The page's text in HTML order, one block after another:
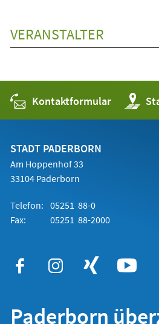
VERANSTALTER
Kontaktformular (Öffnet
in
einem
STADT PADERBORN
Am Hoppenhof 33
33104 Paderborn
Telefon: 05251 88-0
Fax:
05251 88-2000
Paderborn